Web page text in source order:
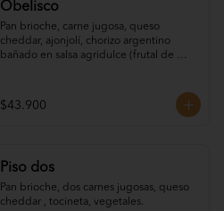
Obelisco
Pan brioche, carne jugosa, queso
cheddar, ajonjolí, chorizo argentino
bañado en salsa agridulce (frutal de
$43.900
Piso dos
Pan brioche, dos carnes jugosas, queso
cheddar , tocineta, vegetales.